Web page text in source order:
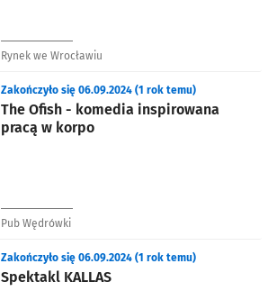
Rynek we Wrocławiu
The Ofish - komedia inspirowana
pracą w korpo
Zakończyło się 06.09.2024 (1 rok temu)
Pub Wędrówki
Spektakl KALLAS
Zakończyło się 06.09.2024 (1 rok temu)